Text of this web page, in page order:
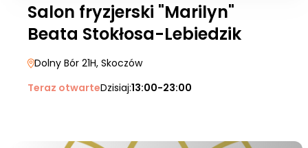
Salon fryzjerski "Marilyn"
Beata Stokłosa-Lebiedzik
Dolny Bór 21H, Skoczów
Teraz otwarteDzisiaj:13:00-23:00